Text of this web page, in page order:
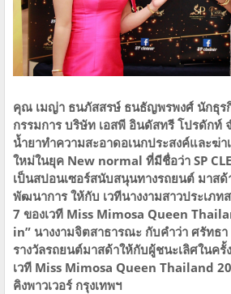
คุณ เมญ่า ธนภัสสรษ์ ธนธัญพรพงศ์ นักธุร
กรรมการ บริษัท เอสพี อินดัสทรี โปรดักท์
น้ำยาทำความสะอาดอเนกประสงค์และฆ่
ใหม่ในยุค New normal ที่มีชื่อว่า SP
เป็นสปอนเซอร์สนับสนุนทางรถยนต์ มาส
พัฒนาการ ให้กับ เวทีนางงามสาวประเภท
7 ของเวที Miss Mimosa Queen
in” นางงามจิตสาธารณะ กับคำว่า ศรัทธ
รางวัลรถยนต์มาสด้าให้กับผู้ชนะเลิศในค
เวที Miss Mimosa Queen Thailand
คิงพาวเวอร์ กรุงเทพฯ